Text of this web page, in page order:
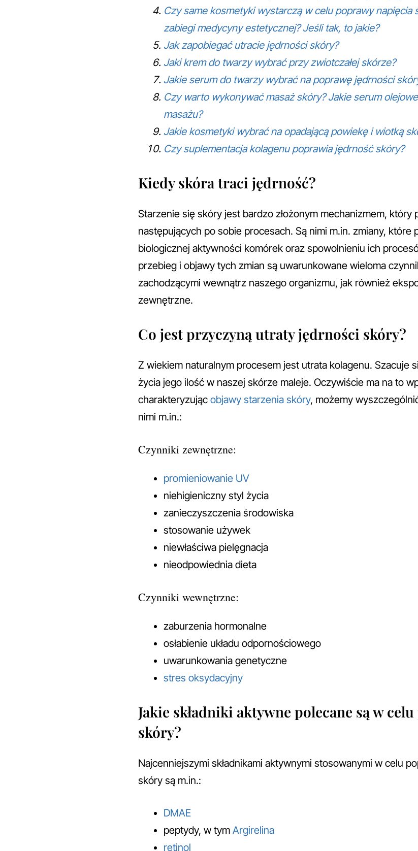
Czy same kosmetyki wystarczą w celu poprawy napięcia
zabiegi medycyny estetycznej? Jeśli tak, to jakie?
Jak zapobiegać utracie jędrności skóry?
Jaki krem do twarzy wybrać przy zwiotczałej skórze?
Jakie serum do twarzy wybrać na poprawę jędrności
Czy warto wykonywać masaż skóry? Jakie serum
masażu?
Jakie kosmetyki wybrać na opadającą powiekę i wiotką
Czy suplementacja kolagenu poprawia jędrność skóry?
Kiedy skóra traci jędrność?
Starzenie się skóry jest bardzo złożonym mechanizmem, który
następujących po sobie procesach. Są nimi m.in. zmiany, które
biologicznej aktywności komórek oraz spowolnieniu ich
przebieg i objawy tych zmian są uwarunkowane wieloma
zachodzącymi wewnątrz naszego organizmu, jak również
zewnętrzne.
Co jest przyczyną utraty jędrności skóry?
Z wiekiem naturalnym procesem jest utrata kolagenu. Szacuje
życia jego ilość w naszej skórze maleje. Oczywiście ma na to
charakteryzując objawy starzenia skóry, możemy
nimi m.in.:
Czynniki zewnętrzne:
promieniowanie UV
niehigieniczny styl życia
zanieczyszczenia środowiska
stosowanie używek
niewłaściwa pielęgnacja
nieodpowiednia dieta
Czynniki wewnętrzne:
zaburzenia hormonalne
osłabienie układu odpornościowego
uwarunkowania genetyczne
stres oksydacyjny
Jakie składniki aktywne polecane są w
skóry?
Najcenniejszymi składnikami aktywnymi stosowanymi w celu
skóry są m.in.:
DMAE
peptydy, w tym Argirelina
retinol